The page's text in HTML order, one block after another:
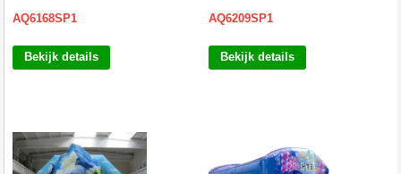
AQ6168SP1
Bekijk details
AQ6209SP1
Bekijk details